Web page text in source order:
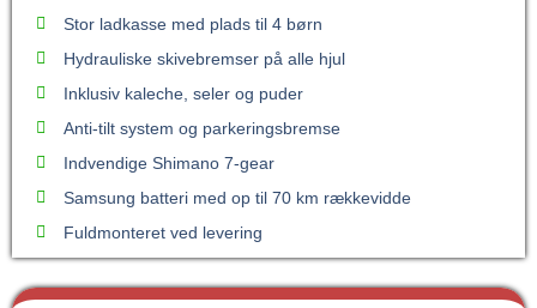
Stor ladkasse med plads til 4 børn
Hydrauliske skivebremser på alle hjul
Inklusiv kaleche, seler og puder
Anti-tilt system og parkeringsbremse
Indvendige Shimano 7-gear
Samsung batteri med op til 70 km rækkevidde
Fuldmonteret ved levering